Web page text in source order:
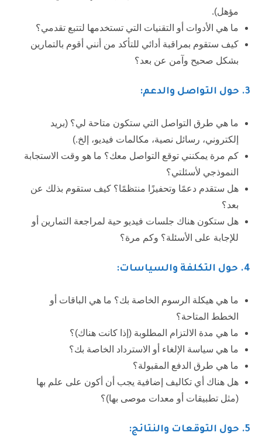
مؤهل).
ما هي الأدوات أو التقنيات التي تستخدمها لتتبع تقدمي؟
كيف ستقوم بمراقبة أدائي للتأكد من أنني أقوم بالتمارين
بشكل صحيح وآمن عن بعد؟
3. حول التواصل والدعم:
ما هي طرق التواصل التي ستكون متاحة لي؟ (بريد
إلكتروني، رسائل نصية، مكالمات فيديو، إلخ.)
كم مرة يمكنني توقع التواصل معك؟ ما هو وقت الاستجابة
النموذجي لأسئلتي؟
هل ستقدم دعمًا وتحفيزًا منتظمًا؟ كيف ستقوم بذلك عن
بعد؟
هل ستكون هناك جلسات فيديو حية لمراجعة التمارين أو
للإجابة على الأسئلة؟ وكم مرة؟
4. حول التكلفة والسياسات:
ما هي هيكلة الرسوم الخاصة بك؟ ما هي الباقات أو
الخطط المتاحة؟
ما هي مدة الالتزام المطلوبة (إذا كانت هناك)؟
ما هي سياسة الإلغاء أو الاسترداد الخاصة بك؟
ما هي طرق الدفع المقبولة؟
هل هناك أي تكاليف إضافية يجب أن أكون على علم بها
(مثل تطبيقات أو معدات موصى بها)؟
5. حول التوقعات والنتائج: